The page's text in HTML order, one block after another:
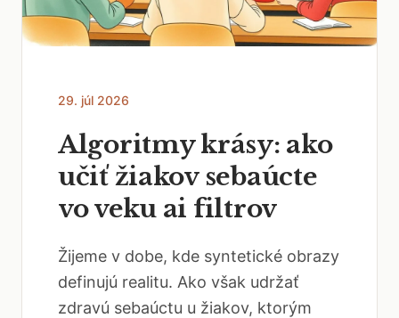
29. júl 2026
Algoritmy krásy: ako
učiť žiakov sebaúcte
vo veku ai filtrov
Žijeme v dobe, kde syntetické obrazy
definujú realitu. Ako však udržať
zdravú sebaúctu u žiakov, ktorým